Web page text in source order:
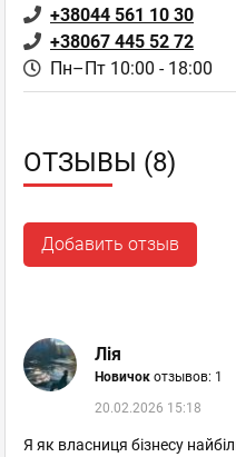
+38044 561 10 30
+38067 445 52 72
Пн–Пт 10:00 - 18:00
ОТЗЫВЫ (8)
Добавить отзыв
Лія
Новичок отзывов: 1
20.02.2026 15:18
Я як власниця бізнесу